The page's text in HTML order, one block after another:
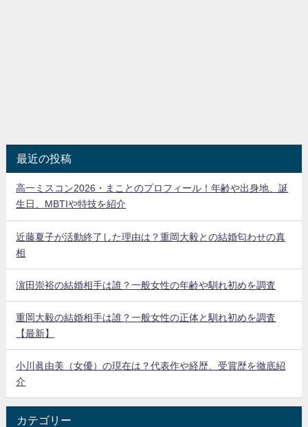
最近の投稿
高一ミスコン2026・まことのプロフィール！年齢や出身地、誕
生日、MBTIや特技を紹介
近藤夏子が活動終了した理由は？重岡大毅との結婚匂わせの真
相
濵田崇裕の結婚相手は誰？一般女性の年齢や馴れ初めを調査
重岡大毅の結婚相手は誰？一般女性の正体と馴れ初めを調査
【最新】
小川眞由美（女優）の現在は？代表作や経歴、受賞歴を徹底紹
介
カテゴリー